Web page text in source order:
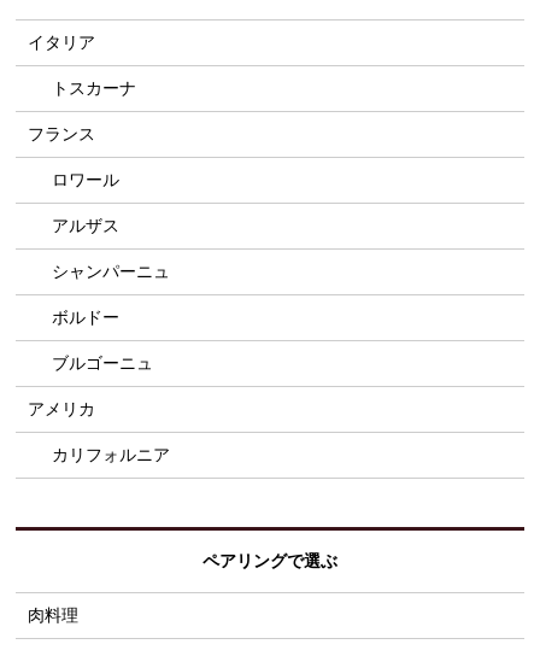
イタリア
トスカーナ
フランス
ロワール
アルザス
シャンパーニュ
ボルドー
ブルゴーニュ
アメリカ
カリフォルニア
ペアリングで選ぶ
肉料理